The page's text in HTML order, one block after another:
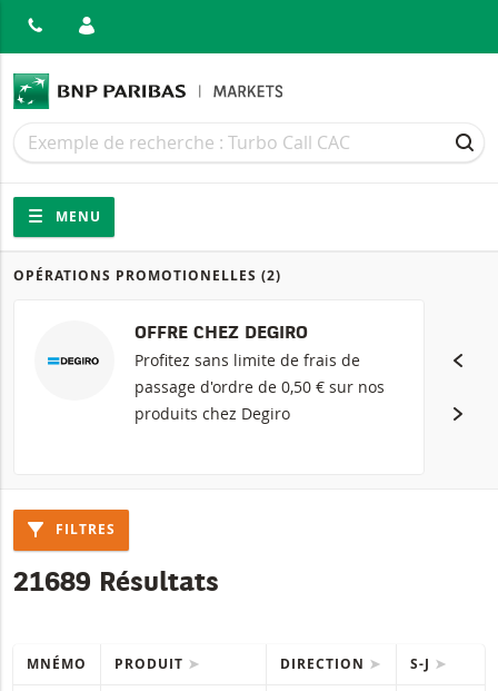
Recherche
Recherche
Navigation
Navigation sur le site
MENU
Produits
OPÉRATIONS PROMOTIONELLES (2)
OFFRE CHEZ DEGIRO
Profitez sans limite de frais de
passage d'ordre de 0,50 € sur nos
produits chez Degiro
FILTRES
21689 Résultats
MNÉMO PRODUIT DIRECTION S-J